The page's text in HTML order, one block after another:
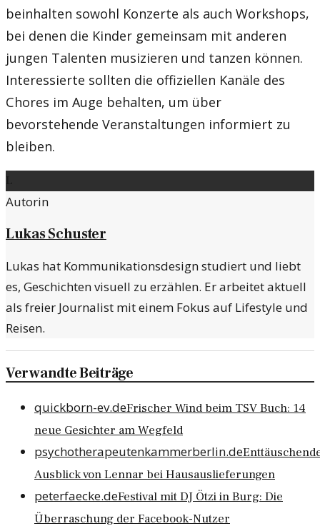
beinhalten sowohl Konzerte als auch Workshops,
bei denen die Kinder gemeinsam mit anderen
jungen Talenten musizieren und tanzen können.
Interessierte sollten die offiziellen Kanäle des
Chores im Auge behalten, um über
bevorstehende Veranstaltungen informiert zu
bleiben.
Autorin
Lukas Schuster
Lukas hat Kommunikationsdesign studiert und liebt
es, Geschichten visuell zu erzählen. Er arbeitet aktuell
als freier Journalist mit einem Fokus auf Lifestyle und
Reisen.
Verwandte Beiträge
quickborn-ev.deFrischer Wind beim TSV Buch: 14
neue Gesichter am Wegfeld
psychotherapeutenkammerberlin.de
Ausblick von Lennar bei Hausauslieferungen
peterfaecke.deFestival mit DJ Ötzi in Burg: Die
Überraschung der Facebook-Nutzer